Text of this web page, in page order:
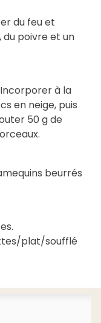
du feu et
du poivre et un
à la
en neige, puis
50 g de
beurrés
plat/soufflé